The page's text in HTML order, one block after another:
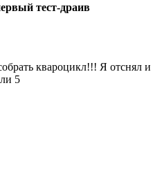
тест-драив
квароцикл!!! Я отснял
5